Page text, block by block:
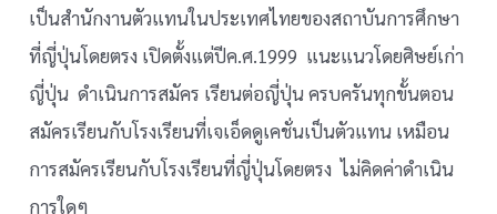
เป็นสำนักงานตัวแทนในประเทศไทยของสถาบันการศึกษา
ที่ญี่ปุ่นโดยตรง เปิดตั้งแต่ปีค.ศ.1999 แนะแนวโดยศิษย์เก่า
ญี่ปุ่น ดำเนินการสมัคร เรียนต่อญี่ปุ่น ครบครันทุกขั้นตอน
สมัครเรียนกับโรงเรียนที่เจเอ็ดดูเคชั่นเป็นตัวแทน เหมือน
การสมัครเรียนกับโรงเรียนที่ญี่ปุ่นโดยตรง ไม่คิดค่าดำเนิน
การใดๆ